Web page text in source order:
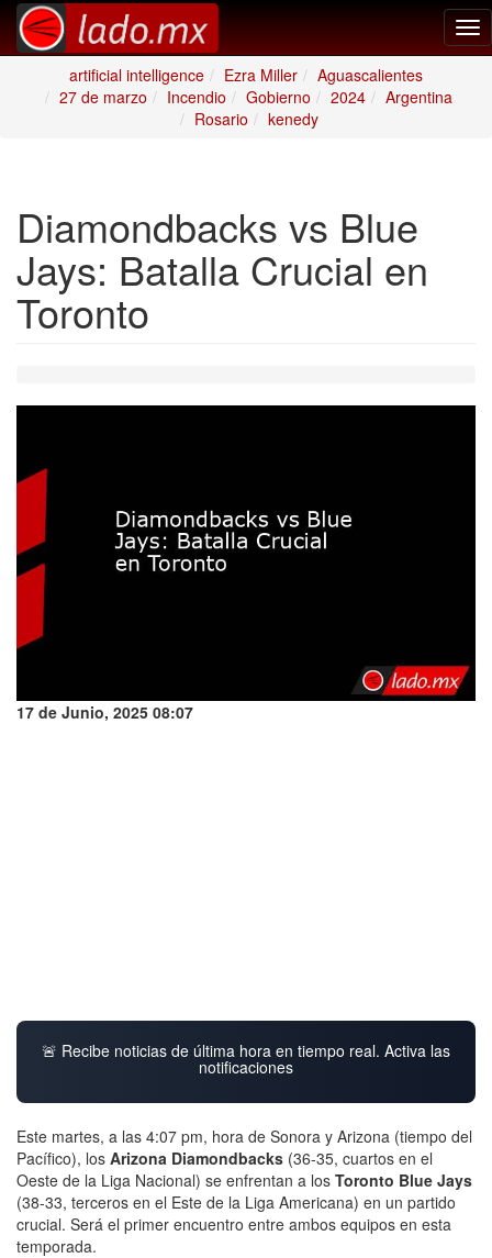
artificial intelligence
Ezra Miller
Aguascalientes
27 de marzo
Incendio Gobierno 2024
Argentina
Rosario
kenedy
Diamondbacks vs Blue
Jays: Batalla Crucial en
Toronto
17 de Junio, 2025 08:07
🚨 Recibe noticias de última hora en tiempo real. Activa las
notificaciones
Este martes, a las 4:07 pm, hora de Sonora y Arizona (tiempo del
Pacífico), los Arizona Diamondbacks (36-35, cuartos en el
Oeste de la Liga Nacional) se enfrentan a los Toronto Blue Jays
(38-33, terceros en el Este de la Liga Americana) en un partido
crucial. Será el primer encuentro entre ambos equipos en esta
temporada.